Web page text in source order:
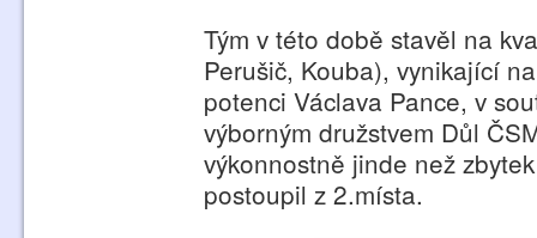
Tým v této době stavěl na
Perušič, Kouba), vynikající
potenci Václava Pance, v
výborným družstvem Důl
výkonnostně jinde než
postoupil z 2.místa.